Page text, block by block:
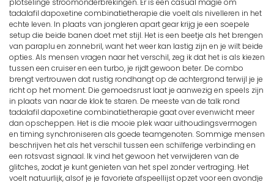
plotselinge stroomonderbrekingen. Er is een casual magie om
tadalafil dapoxetine combinatietherapie die voelt als nivelleren in het
echte leven. In plaats van jongleren apart gear krijg je een soepele
setup die beide banen doet met stijl. Het is een beetje als het brengen
van paraplu en zonnebril, want het weer kan lastig zijn en je wilt beide
opties. Als mensen vragen naar het verschil, zeg ik dat het is als kiezen
tussen een cruiser en een turbo, je rijdt gewoon beter. De combo
brengt vertrouwen dat rustig rondhangt op de achtergrond terwijl je je
richt op het moment. Die gemoedsrust laat je aanwezig en speels zijn
in plaats van naar de klok te staren. De meeste van de talk rond
tadalafil dapoxetine combinatietherapie gaat over evenwicht meer
dan opscheppen. Het is die mooie plek waar uithoudingsvermogen
en timing synchroniseren als goede teamgenoten. Sommige mensen
beschrijven het als het verschil tussen een schilferige verbinding en
een rotsvast signaal. Ik vind het gewoon het verwijderen van de
glitches, zodat je kunt genieten van het spel zonder vertraging. Het
voelt natuurlijk, alsof je je favoriete afspeellijst opzet voor een avondje